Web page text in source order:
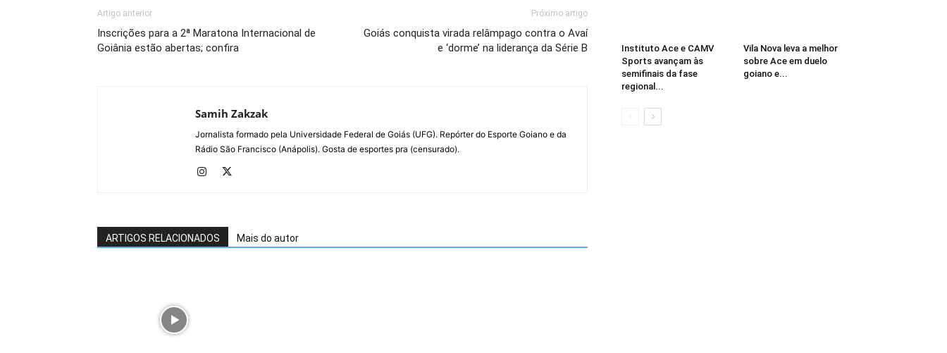
Artigo anterior
Inscrições para a 2ª Maratona Internacional de
Goiânia estão abertas; confira
Próximo artigo
Goiás conquista virada relâmpago contra o Avaí
e ‘dorme’ na liderança da Série B
Samih Zakzak
Jornalista formado pela Universidade Federal de Goiás (UFG). Repórter do Esporte Goiano e da
Rádio São Francisco (Anápolis). Gosta de esportes pra (censurado).
ARTIGOS RELACIONADOS Mais do autor
Instituto Ace e CAMV
Sports avançam às
semifinais da fase
regional...
Vila Nova leva a melhor
sobre Ace em duelo
goiano e...